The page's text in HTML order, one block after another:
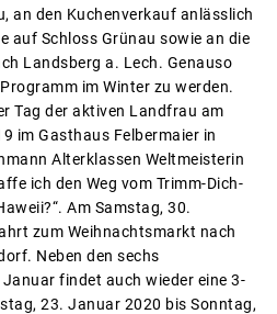
an den Kuchenverkauf anlässlich
auf Schloss Grünau sowie an die
Landsberg a. Lech. Genauso
im Winter zu werden.
Tag der aktiven Landfrau am
im Gasthaus Felbermaier in
Alterklassen Weltmeisterin
ich den Weg vom Trimm-Dich-
Am Samstag, 30.
zum Weihnachtsmarkt nach
Neben den sechs
findet auch wieder eine 3-
23. Januar 2020 bis Sonntag,